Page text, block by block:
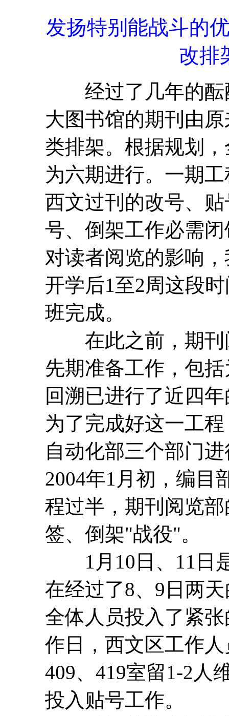
发扬特别能战斗的
改排
经过了几年的酝
大图书馆的期刊由
类排架。根据规划
为六期进行。一期
西文过刊的改号、
号、倒架工作必需
对读者阅览的影响
开学后1至2周这段
班完成。
在此之前，期刊
先期准备工作，包
回溯已进行了近四
为了完成好这一工
自动化部三个部门
2004年1月初，编目
程过半，期刊阅览
签、倒架"战役"。
1月10日、11日
在经过了8、9日两
全体人员投入了紧
作日，西文区工作
409、419室留1-2人
投入贴号工作。